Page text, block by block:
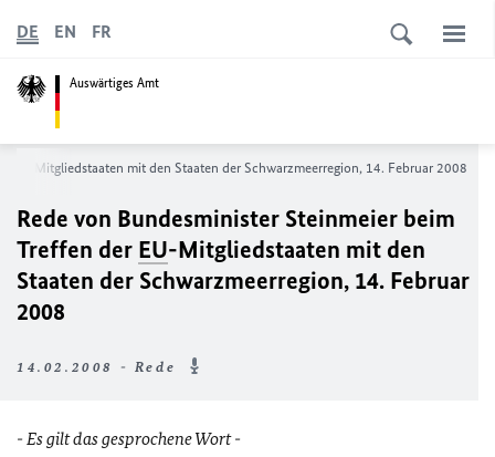
Auswärtiges Amt
DE EN FR
-Mitgliedstaaten mit den Staaten der Schwarzmeerregion, 14. Februar 2008
Rede von Bundesminister Steinmeier beim
Treffen der EU-Mitgliedstaaten mit den
Staaten der Schwarzmeerregion, 14. Februar
2008
14.02.2008 - Rede
- Es gilt das gesprochene Wort -